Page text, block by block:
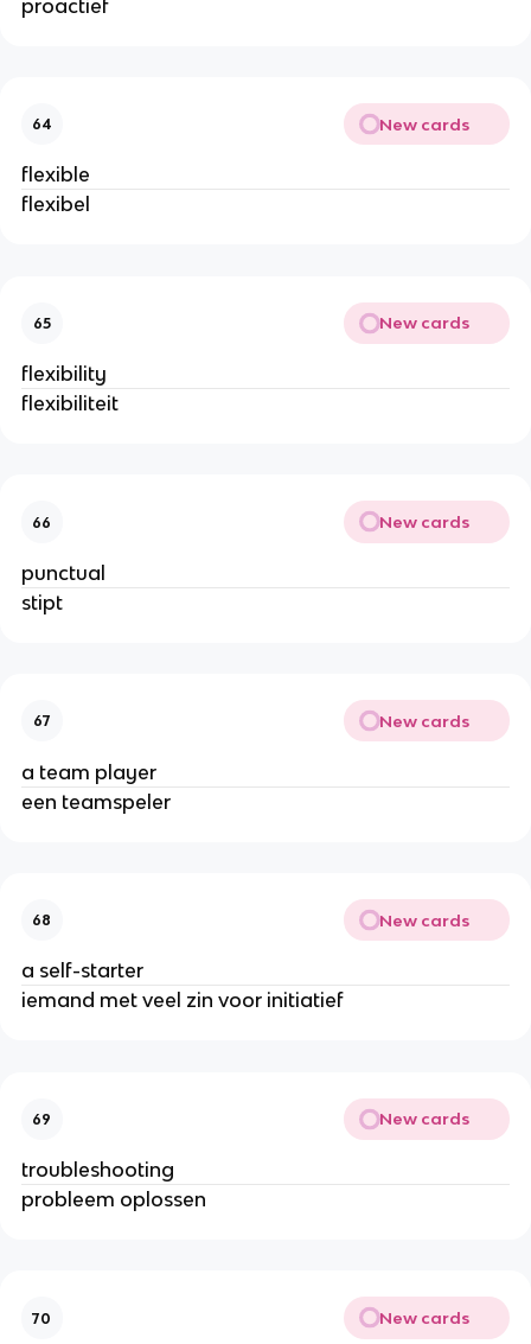
proactief
64 New cards
flexible
flexibel
65 New cards
flexibility
flexibiliteit
66 New cards
punctual
stipt
67 New cards
a team player
een teamspeler
68 New cards
a self-starter
iemand met veel zin voor initiatief
69 New cards
troubleshooting
probleem oplossen
70 New cards